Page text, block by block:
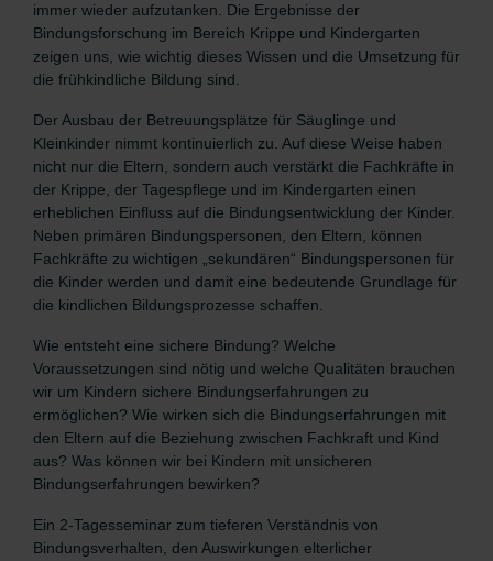
immer wieder aufzutanken. Die Ergebnisse der
Bindungsforschung im Bereich Krippe und Kindergarten
zeigen uns, wie wichtig dieses Wissen und die Umsetzung für
die frühkindliche Bildung sind.
Der Ausbau der Betreuungsplätze für Säuglinge und
Kleinkinder nimmt kontinuierlich zu. Auf diese Weise haben
nicht nur die Eltern, sondern auch verstärkt die Fachkräfte in
der Krippe, der Tagespflege und im Kindergarten einen
erheblichen Einfluss auf die Bindungsentwicklung der Kinder.
Neben primären Bindungspersonen, den Eltern, können
Fachkräfte zu wichtigen „sekundären“ Bindungspersonen für
die Kinder werden und damit eine bedeutende Grundlage für
die kindlichen Bildungsprozesse schaffen.
Wie entsteht eine sichere Bindung? Welche
Voraussetzungen sind nötig und welche Qualitäten brauchen
wir um Kindern sichere Bindungserfahrungen zu
ermöglichen? Wie wirken sich die Bindungserfahrungen mit
den Eltern auf die Beziehung zwischen Fachkraft und Kind
aus? Was können wir bei Kindern mit unsicheren
Bindungserfahrungen bewirken?
Ein 2-Tagesseminar zum tieferen Verständnis von
Bindungsverhalten, den Auswirkungen elterlicher